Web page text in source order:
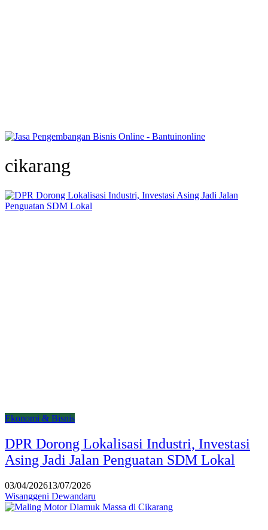
cikarang
Ekonomi & Bisnis
DPR Dorong Lokalisasi Industri, Investasi
Asing Jadi Jalan Penguatan SDM Lokal
03/04/202613/07/2026
Wisanggeni Dewandaru